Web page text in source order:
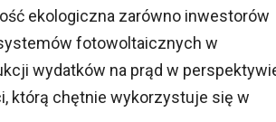
ekologiczna zarówno inwestorów
fotowoltaicznych w
wydatków na prąd w
którą chętnie wykorzystuje się w